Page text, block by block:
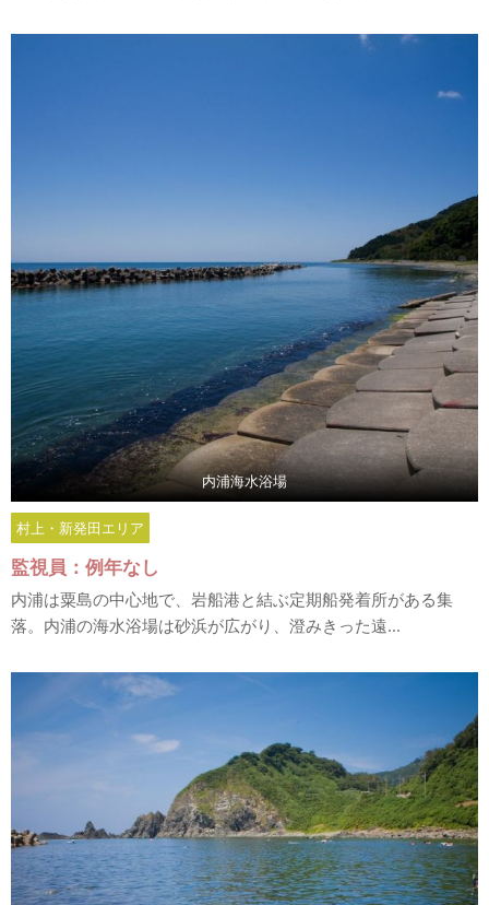
内浦海水浴場
村上・新発田エリア
監視員：例年なし
内浦は粟島の中心地で、岩船港と結ぶ定期船発着所がある集
落。内浦の海水浴場は砂浜が広がり、澄みきった遠...